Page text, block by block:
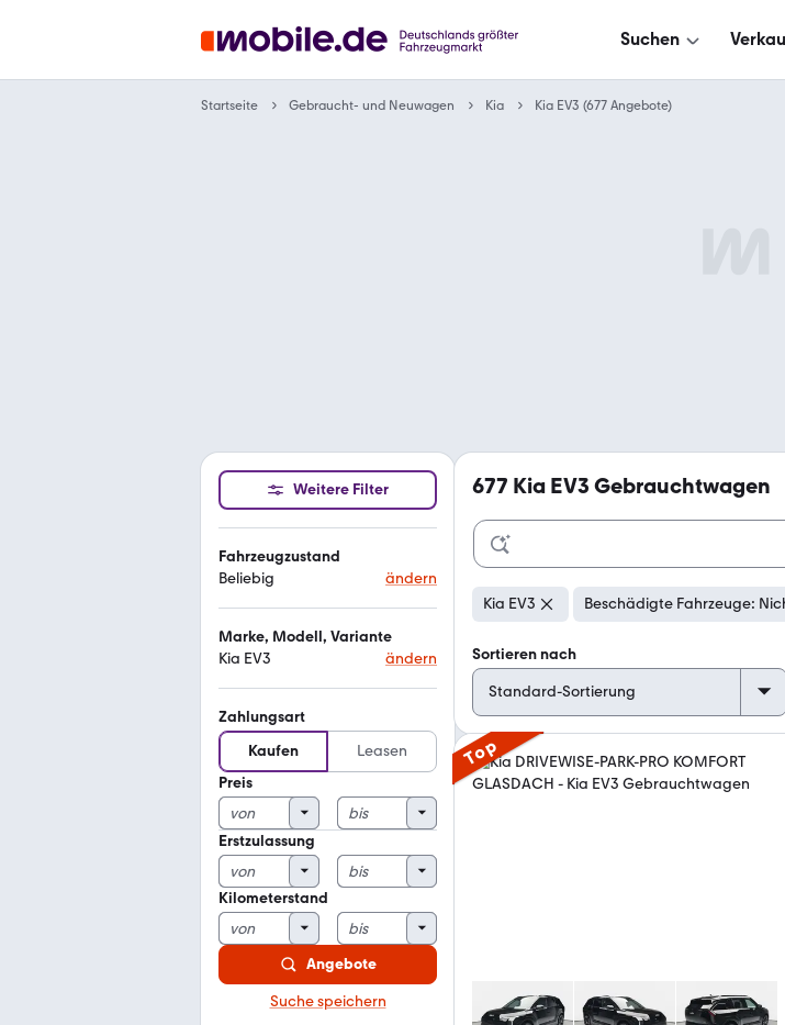
Suchen
Startseite Gebraucht- und Neuwagen Kia Kia EV3 (677 Angebote)
Weitere Filter
Fahrzeugzustand
Beliebig
ändern
Marke, Modell, Variante
Kia EV3
ändern
Zahlungsart
Kaufen
Leasen
Preis
Erstzulassung
Kilometerstand
Angebote
Suche speichern
677 Kia EV3 Gebrauchtwagen
Kia EV3 Beschädigte Fahrzeuge:
Sortieren nach
Top